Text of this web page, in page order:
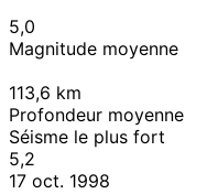
5,0
Magnitude moyenne
113,6 km
Profondeur moyenne
Séisme le plus fort
5,2
17 oct. 1998